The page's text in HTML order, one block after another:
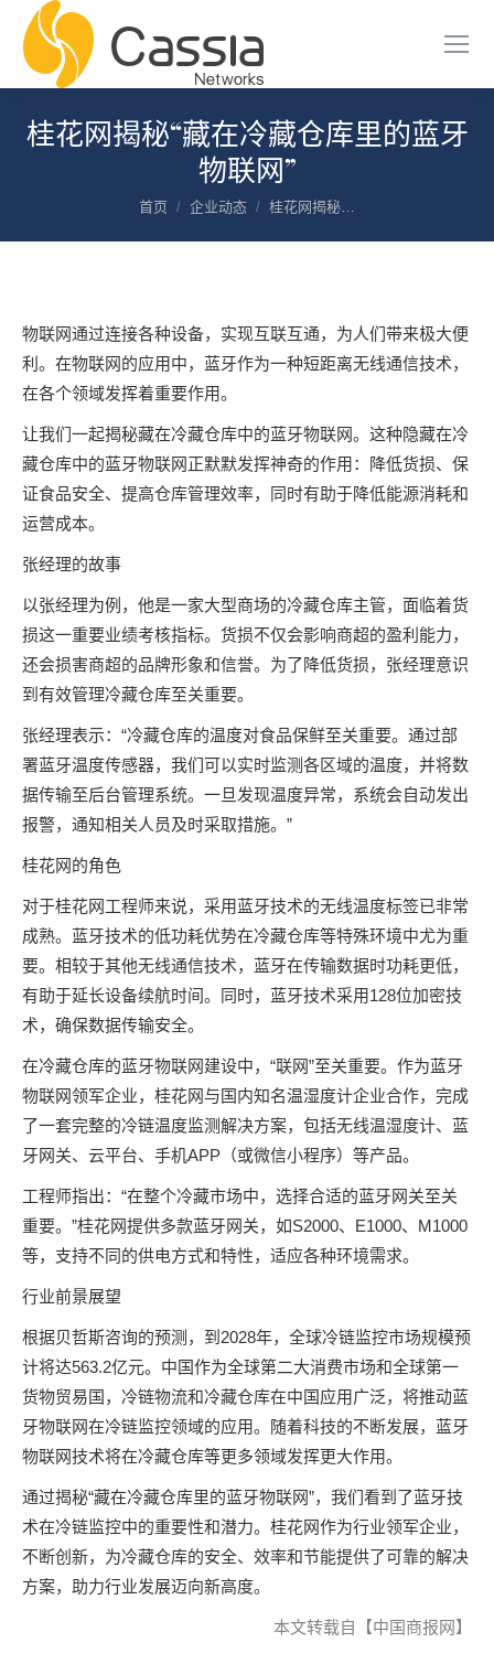
桂花网揭秘“藏在冷藏仓库里的蓝牙
物联网”
您在这里：
首页 企业动态 桂花网揭秘…
物联网通过连接各种设备，实现互联互通，为人们带来极大便
利。在物联网的应用中，蓝牙作为一种短距离无线通信技术，
在各个领域发挥着重要作用。
让我们一起揭秘藏在冷藏仓库中的蓝牙物联网。这种隐藏在冷
藏仓库中的蓝牙物联网正默默发挥神奇的作用：降低货损、保
证食品安全、提高仓库管理效率，同时有助于降低能源消耗和
运营成本。
张经理的故事
以张经理为例，他是一家大型商场的冷藏仓库主管，面临着货
损这一重要业绩考核指标。货损不仅会影响商超的盈利能力，
还会损害商超的品牌形象和信誉。为了降低货损，张经理意识
到有效管理冷藏仓库至关重要。
张经理表示：“冷藏仓库的温度对食品保鲜至关重要。通过部
署蓝牙温度传感器，我们可以实时监测各区域的温度，并将数
据传输至后台管理系统。一旦发现温度异常，系统会自动发出
报警，通知相关人员及时采取措施。”
桂花网的角色
对于桂花网工程师来说，采用蓝牙技术的无线温度标签已非常
成熟。蓝牙技术的低功耗优势在冷藏仓库等特殊环境中尤为重
要。相较于其他无线通信技术，蓝牙在传输数据时功耗更低，
有助于延长设备续航时间。同时，蓝牙技术采用128位加密技
术，确保数据传输安全。
在冷藏仓库的蓝牙物联网建设中，“联网”至关重要。作为蓝牙
物联网领军企业，桂花网与国内知名温湿度计企业合作，完成
了一套完整的冷链温度监测解决方案，包括无线温湿度计、蓝
牙网关、云平台、手机APP（或微信小程序）等产品。
工程师指出：“在整个冷藏市场中，选择合适的蓝牙网关至关
重要。”桂花网提供多款蓝牙网关，如S2000、E1000、M1000
等，支持不同的供电方式和特性，适应各种环境需求。
行业前景展望
根据贝哲斯咨询的预测，到2028年，全球冷链监控市场规模预
计将达563.2亿元。中国作为全球第二大消费市场和全球第一
货物贸易国，冷链物流和冷藏仓库在中国应用广泛，将推动蓝
牙物联网在冷链监控领域的应用。随着科技的不断发展，蓝牙
物联网技术将在冷藏仓库等更多领域发挥更大作用。
通过揭秘“藏在冷藏仓库里的蓝牙物联网”，我们看到了蓝牙技
术在冷链监控中的重要性和潜力。桂花网作为行业领军企业，
不断创新，为冷藏仓库的安全、效率和节能提供了可靠的解决
方案，助力行业发展迈向新高度。
本文转载自【中国商报网】